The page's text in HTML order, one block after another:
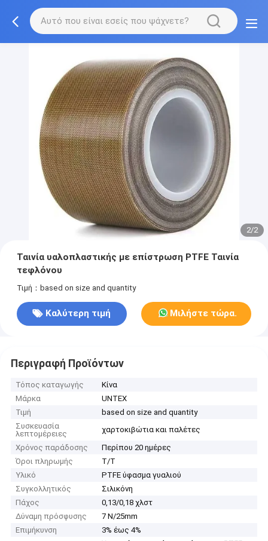
2/2
Ταινία υαλοπλαστικής με επίστρωση PTFE Ταινία
τεφλόνου
Τιμή：based on size and quantity
Καλύτερη τιμή Μιλήστε τώρα.
Περιγραφή Προϊόντων
Τόπος καταγωγής
Κίνα
Μάρκα
UNTEX
Τιμή
based on size and quantity
Συσκευασία
λεπτομέρειες
χαρτοκιβώτια και παλέτες
Χρόνος παράδοσης
Περίπου 20 ημέρες
Όροι πληρωμής
T/T
Υλικό
PTFE ύφασμα γυαλιού
Συγκολλητικός
Σιλικόνη
Πάχος
0,13/0,18 χλστ
Δύναμη πρόσφυσης
7 N/25mm
Επιμήκυνση
3% έως 4%